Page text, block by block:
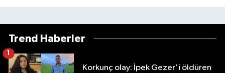
Trend Haberler
Korkunç olay: İpek Gezer'i öldüren
1